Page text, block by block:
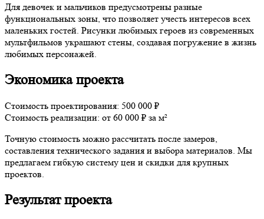
Для девочек и мальчиков предусмотрены разные
функциональных зоны, что позволяет учесть интересов всех
маленьких гостей. Рисунки любимых героев из современных
мультфильмов украшают стены, создавая погружение в жизнь
любимых персонажей.
Экономика проекта
Стоимость проектирования: 500 000 ₽
Стоимость реализации: от 60 000 ₽ за м²
Точную стоимость можно рассчитать после замеров,
составления технического задания и выбора материалов. Мы
предлагаем гибкую систему цен и скидки для крупных
проектов.
Результат проекта